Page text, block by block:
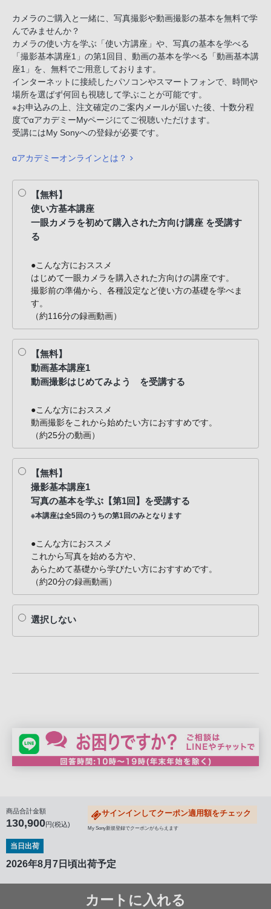
カメラのご購入と一緒に、写真撮影や動画撮影の基本を無料で学
んでみませんか？
カメラの使い方を学ぶ「使い方講座」や、写真の基本を学べる
「撮影基本講座1」の第1回目、動画の基本を学べる「動画基本講
座1」を、無料でご用意しております。
インターネットに接続したパソコンやスマートフォンで、時間や
場所を選ばず何回も視聴して学ぶことが可能です。
※お申込みの上、注文確定のご案内メールが届いた後、十数分程
度でαアカデミーMyページにてご視聴いただけます。
受講にはMy Sonyへの登録が必要です。
αアカデミーオンラインとは？
【無料】
使い方基本講座
一眼カメラを初めて購入された方向け講座 を受講す
る
●こんな方におススメ
はじめて一眼カメラを購入された方向けの講座です。
撮影前の準備から、各種設定など使い方の基礎を学べま
す。
（約116分の録画動画）
【無料】
動画基本講座1
動画撮影はじめてみよう を受講する
●こんな方におススメ
動画撮影をこれから始めたい方におすすめです。
（約25分の動画）
【無料】
撮影基本講座1
写真の基本を学ぶ【第1回】を受講する
※本講座は全5回のうちの第1回のみとなります
●こんな方におススメ
これから写真を始める方や、
あらためて基礎から学びたい方におすすめです。
（約20分の録画動画）
選択しない
商品合計金額
130,900円(税込)
サインインしてクーポン適用額をチェック
My Sony新規登録でクーポンがもらえます
当日出荷
2026年8月7日頃出荷予定
カートに入れる